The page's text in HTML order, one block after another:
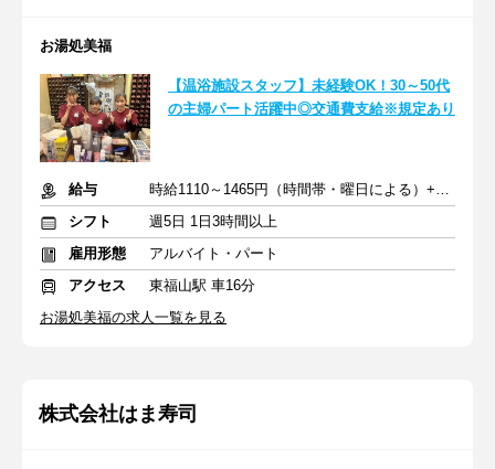
お湯処美福
【温浴施設スタッフ】未経験OK！30～50代
の主婦パート活躍中◎交通費支給※規定あり
給与
時給1110～1465円（時間帯・曜日による）+交通費規定支給
シフト
週5日 1日3時間以上
雇用形態
アルバイト・パート
アクセス
東福山駅 車16分
お湯処美福の求人一覧を見る
株式会社はま寿司